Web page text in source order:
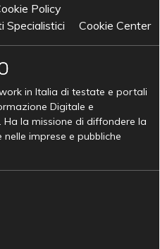
Policy
Specialistici
Cookie Center
in Italia di testate e portali
Digitale e
Ha la missione di diffondere la
imprese e pubbliche